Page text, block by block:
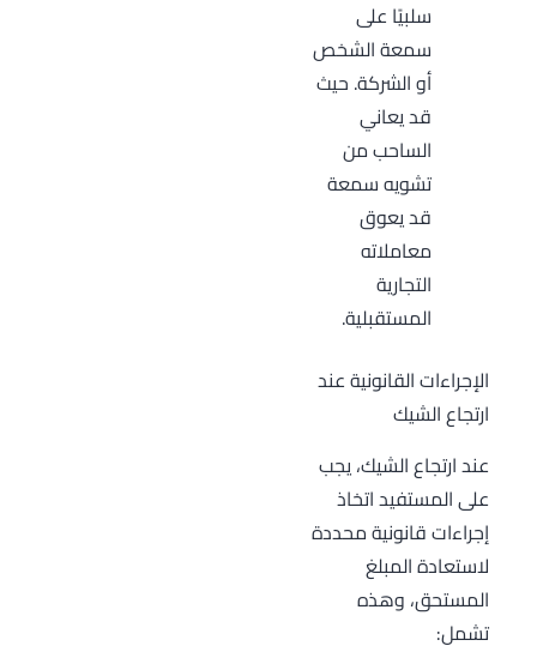
سلبيًا على
سمعة الشخص
أو الشركة. حيث
قد يعاني
الساحب من
تشويه سمعة
قد يعوق
معاملاته
التجارية
المستقبلية.
الإجراءات القانونية عند
ارتجاع الشيك
عند ارتجاع الشيك، يجب
على المستفيد اتخاذ
إجراءات قانونية محددة
لاستعادة المبلغ
المستحق، وهذه
تشمل: